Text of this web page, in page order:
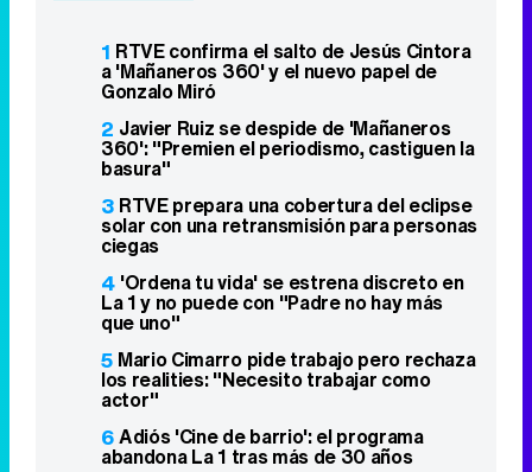
1 RTVE confirma el salto de Jesús Cintora
a 'Mañaneros 360' y el nuevo papel de
Gonzalo Miró
2 Javier Ruiz se despide de 'Mañaneros
360': "Premien el periodismo, castiguen la
basura"
3 RTVE prepara una cobertura del eclipse
solar con una retransmisión para personas
ciegas
4 'Ordena tu vida' se estrena discreto en
La 1 y no puede con "Padre no hay más
que uno"
5 Mario Cimarro pide trabajo pero rechaza
los realities: "Necesito trabajar como
actor"
6Adiós 'Cine de barrio': el programa
abandona La 1 tras más de 30 años